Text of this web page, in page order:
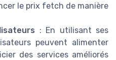
le prix fetch de manière
: En utilisant ses
peuvent alimenter
des services améliorés